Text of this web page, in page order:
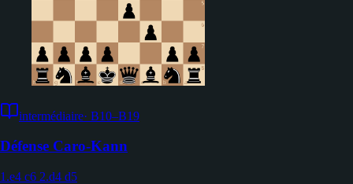
intermédiaire· B10–B19
Défense Caro-Kann
1.e4 c6 2.d4 d5